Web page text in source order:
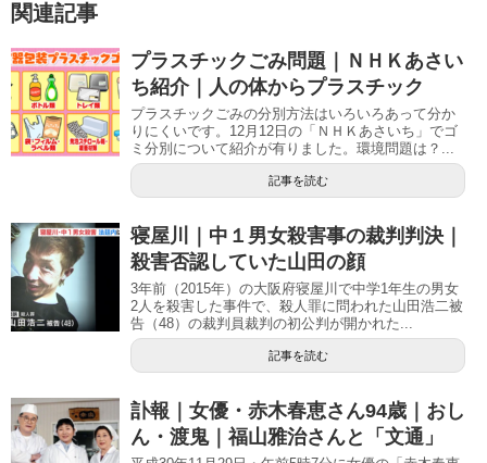
関連記事
プラスチックごみ問題｜ＮＨＫあさい
ち紹介｜人の体からプラスチック
プラスチックごみの分別方法はいろいろあって分か
りにくいです。12月12日の「ＮＨＫあさいち」でゴ
ミ分別について紹介が有りました。環境問題は？...
記事を読む
寝屋川｜中１男女殺害事の裁判判決｜
殺害否認していた山田の顔
3年前（2015年）の大阪府寝屋川で中学1年生の男女
2人を殺害した事件で、殺人罪に問われた山田浩二被
告（48）の裁判員裁判の初公判が開かれた...
記事を読む
訃報｜女優・赤木春恵さん94歳｜おし
ん・渡鬼｜福山雅治さんと「文通」